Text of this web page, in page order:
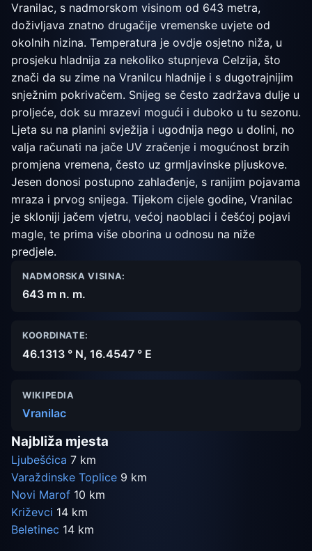
Vranilac, s nadmorskom visinom od 643 metra,
doživljava znatno drugačije vremenske uvjete od
okolnih nizina. Temperatura je ovdje osjetno niža, u
prosjeku hladnija za nekoliko stupnjeva Celzija, što
znači da su zime na Vranilcu hladnije i s dugotrajnijim
snježnim pokrivačem. Snijeg se često zadržava dulje u
proljeće, dok su mrazevi mogući i duboko u tu sezonu.
Ljeta su na planini svježija i ugodnija nego u dolini, no
valja računati na jače UV zračenje i mogućnost brzih
promjena vremena, često uz grmljavinske pljuskove.
Jesen donosi postupno zahlađenje, s ranijim pojavama
mraza i prvog snijega. Tijekom cijele godine, Vranilac
je skloniji jačem vjetru, većoj naoblaci i češćoj pojavi
magle, te prima više oborina u odnosu na niže
predjele.
NADMORSKA VISINA:
643 m n. m.
KOORDINATE:
46.1313 ° N, 16.4547 ° E
WIKIPEDIA
Vranilac
Najbliža mjesta
Ljubešćica 7 km
Varaždinske Toplice 9 km
Novi Marof 10 km
Križevci 14 km
Beletinec 14 km